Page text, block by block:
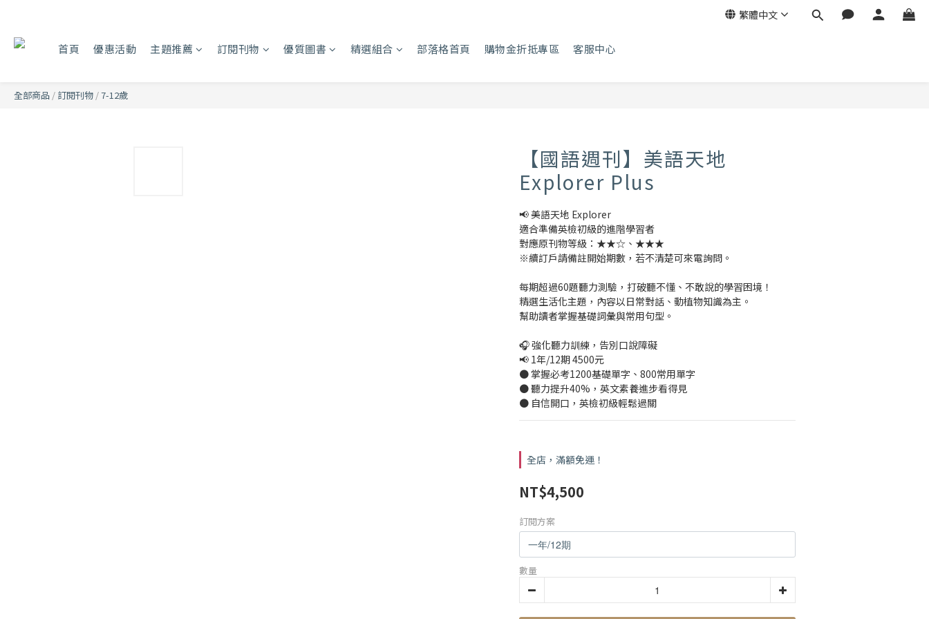
繁體中文
首頁 優惠活動 主題推薦 訂閱刊物 優質圖書 精選組合 部落格首頁 購物金折抵專區 客服中心
全部商品 / 訂閱刊物 /7-12歲
【國語週刊】美語天地
Explorer Plus
📢 美語天地 Explorer
適合準備英檢初級的進階學習者
對應原刊物等級：★★☆、★★★
※續訂戶請備註開始期數，若不清楚可來電詢問。
每期超過60題聽力測驗，打破聽不懂、不敢說的學習困境！
精選生活化主題，內容以日常對話、動植物知識為主。
幫助讀者掌握基礎詞彙與常用句型。
🎧 強化聽力訓練，告別口說障礙
📢 1年/12期 4500元
● 掌握必考1200基礎單字、800常用單字
● 聽力提升40%，英文素養進步看得見
● 自信開口，英檢初級輕鬆過關
全店，滿額免運！
NT$4,500
訂閱方案
數量